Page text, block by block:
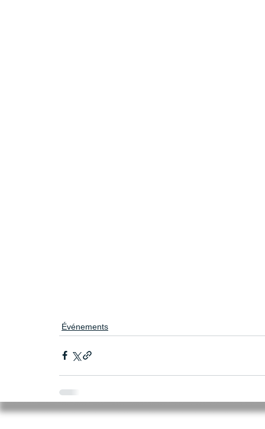
Événements